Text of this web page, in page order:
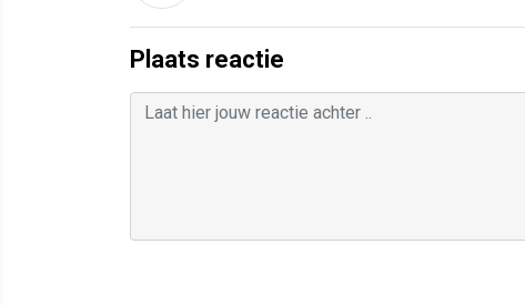
Plaats reactie